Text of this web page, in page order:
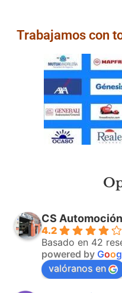
Trabajamos con
CS Automoción
4.2
Basado en 42
powered by Goog
valóranos en